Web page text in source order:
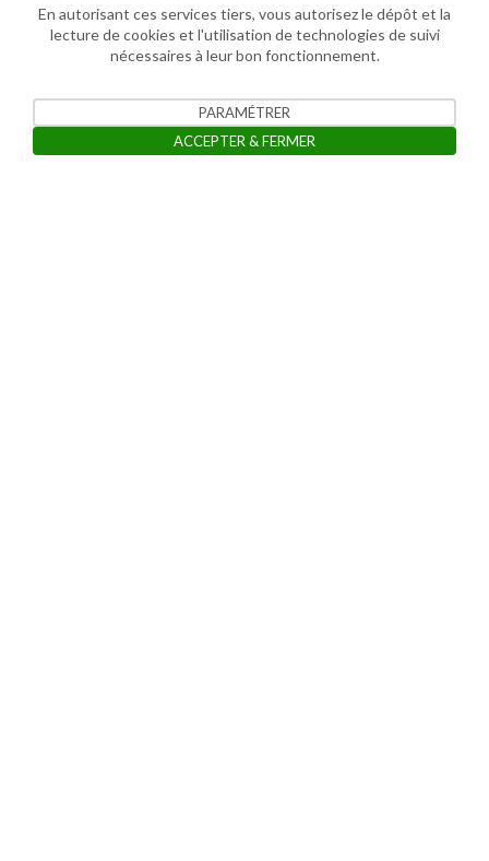
En autorisant ces services tiers, vous autorisez le dépôt et la
lecture de cookies et l'utilisation de technologies de suivi
nécessaires à leur bon fonctionnement.
PARAMÉTRER
ACCEPTER & FERMER